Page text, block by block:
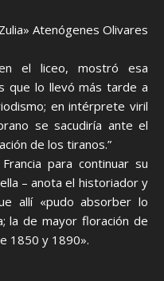
Atenógenes Olivares
el liceo, mostró esa
que lo llevó más tarde a
en intérprete viril
se sacudiría ante el
de los tiranos.”
para continuar su
– anota el historiador y
allí «pudo absorber lo
la de mayor floración de
1850 y 1890».